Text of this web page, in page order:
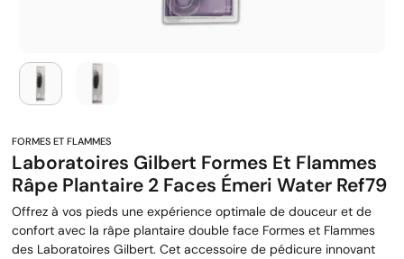
Laboratoires Gilbert Formes Et Flammes
Râpe Plantaire 2 Faces Émeri Water Ref79
Offrez à vos pieds une expérience optimale de douceur et de
confort avec la râpe plantaire double face Formes et Flammes
des Laboratoires Gilbert. Cet accessoire de pédicure innovant